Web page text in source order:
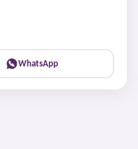
WhatsApp